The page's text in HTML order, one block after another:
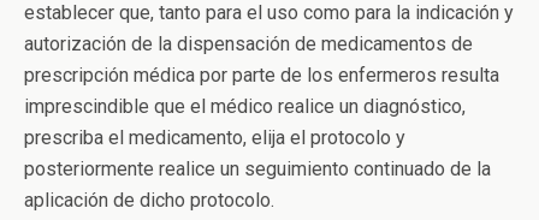
establecer que, tanto para el uso como para la indicación y
autorización de la dispensación de medicamentos de
prescripción médica por parte de los enfermeros resulta
imprescindible que el médico realice un diagnóstico,
prescriba el medicamento, elija el protocolo y
posteriormente realice un seguimiento continuado de la
aplicación de dicho protocolo.